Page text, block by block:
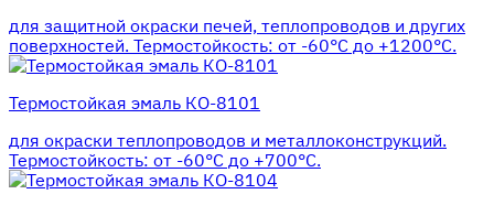
для защитной окраски печей, теплопроводов и других
поверхностей. Термостойкость: от -60°С до +1200°С.
Термостойкая эмаль КО-8101
для окраски теплопроводов и металлоконструкций.
Термостойкость: от -60°С до +700°С.